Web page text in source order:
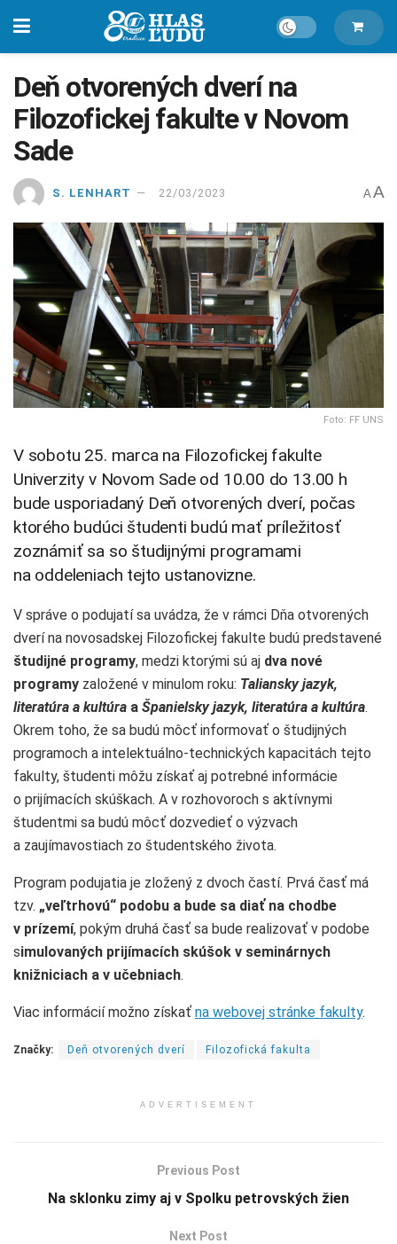
Deň otvorených dverí na
Filozofickej fakulte v Novom
Sade
S. LENHART 22/03/2023 A A
Foto: FF UNS
V sobotu 25. marca na Filozofickej fakulte
Univerzity v Novom Sade od 10.00 do 13.00 h
bude usporiadaný Deň otvorených dverí, počas
ktorého budúci študenti budú mať príležitosť
zoznámiť sa so študijnými programami
na oddeleniach tejto ustanovizne.
V správe o podujatí sa uvádza, že v rámci Dňa otvorených
dverí na novosadskej Filozofickej fakulte budú predstavené
študijné programy, medzi ktorými sú aj dva nové
programy založené v minulom roku: Taliansky jazyk,
literatúra a kultúra a Španielsky jazyk, literatúra a kultúra.
Okrem toho, že sa budú môcť informovať o študijných
programoch a intelektuálno-technických kapacitách tejto
fakulty, študenti môžu získať aj potrebné informácie
o prijímacích skúškach. A v rozhovoroch s aktívnymi
študentmi sa budú môcť dozvedieť o výzvach
a zaujímavostiach zo študentského života.
Program podujatia je zložený z dvoch častí. Prvá časť má
tzv. „veľtrhovú“ podobu a bude sa diať na chodbe
v prízemí, pokým druhá časť sa bude realizovať v podobe
simulovaných prijímacích skúšok v seminárnych
knižniciach a v učebniach.
Viac informácií možno získať na webovej stránke fakulty.
Značky: Deň otvorených dverí Filozofická fakulta
ADVERTISEMENT
Previous Post
Na sklonku zimy aj v Spolku petrovských žien
Next Post